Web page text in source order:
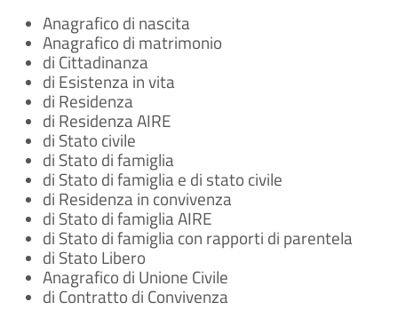
Anagrafico di nascita
Anagrafico di matrimonio
di Cittadinanza
di Esistenza in vita
di Residenza
di Residenza AIRE
di Stato civile
di Stato di famiglia
di Stato di famiglia e di stato civile
di Residenza in convivenza
di Stato di famiglia AIRE
di Stato di famiglia con rapporti di parentela
di Stato Libero
Anagrafico di Unione Civile
di Contratto di Convivenza